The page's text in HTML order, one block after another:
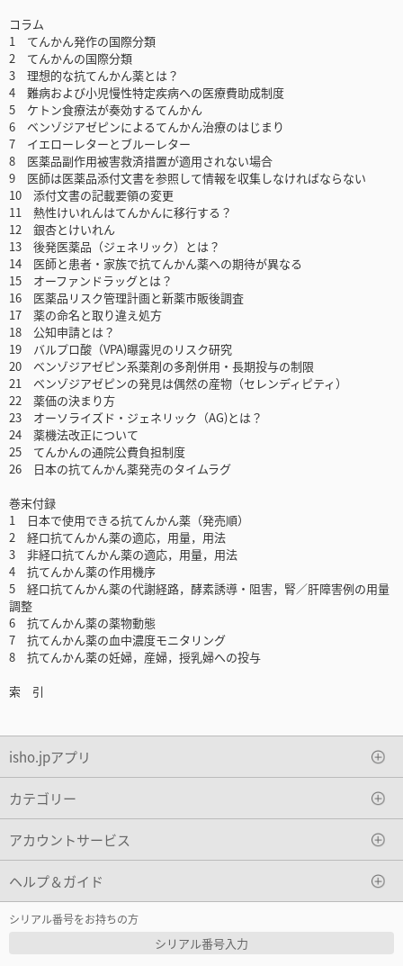
コラム
1 てんかん発作の国際分類
2 てんかんの国際分類
3 理想的な抗てんかん薬とは？
4 難病および小児慢性特定疾病への医療費助成制度
5 ケトン食療法が奏効するてんかん
6 ベンゾジアゼピンによるてんかん治療のはじまり
7 イエローレターとブルーレター
8 医薬品副作用被害救済措置が適用されない場合
9 医師は医薬品添付文書を参照して情報を収集しなければならない
10 添付文書の記載要領の変更
11 熱性けいれんはてんかんに移行する？
12 銀杏とけいれん
13 後発医薬品（ジェネリック）とは？
14 医師と患者・家族で抗てんかん薬への期待が異なる
15 オーファンドラッグとは？
16 医薬品リスク管理計画と新薬市販後調査
17 薬の命名と取り違え処方
18 公知申請とは？
19 バルプロ酸（VPA)曝露児のリスク研究
20 ベンゾジアゼピン系薬剤の多剤併用・長期投与の制限
21 ベンゾジアゼピンの発見は偶然の産物（セレンディピティ）
22 薬価の決まり方
23 オーソライズド・ジェネリック（AG)とは？
24 薬機法改正について
25 てんかんの通院公費負担制度
26 日本の抗てんかん薬発売のタイムラグ
巻末付録
1 日本で使用できる抗てんかん薬（発売順）
2 経口抗てんかん薬の適応，用量，用法
3 非経口抗てんかん薬の適応，用量，用法
4 抗てんかん薬の作用機序
5 経口抗てんかん薬の代謝経路，酵素誘導・阻害，腎／肝障害例の用量
調整
6 抗てんかん薬の薬物動態
7 抗てんかん薬の血中濃度モニタリング
8 抗てんかん薬の妊婦，産婦，授乳婦への投与
索 引
isho.jpアプリ
カテゴリー
アカウントサービス
ヘルプ＆ガイド
シリアル番号をお持ちの方
シリアル番号入力